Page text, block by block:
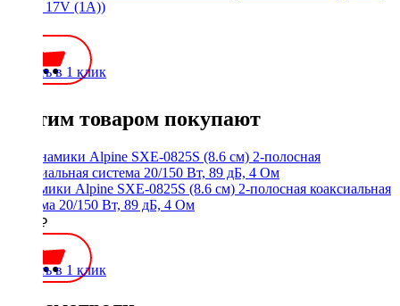
(3A) - 17V (1A))
Купить в 1 клик
С этим товаром покупают
Динамики Alpine SXE-0825S (8.6 см) 2-полосная коаксиальная
система 20/150 Вт, 89 дБ, 4 Ом
4500 ₽
Купить в 1 клик